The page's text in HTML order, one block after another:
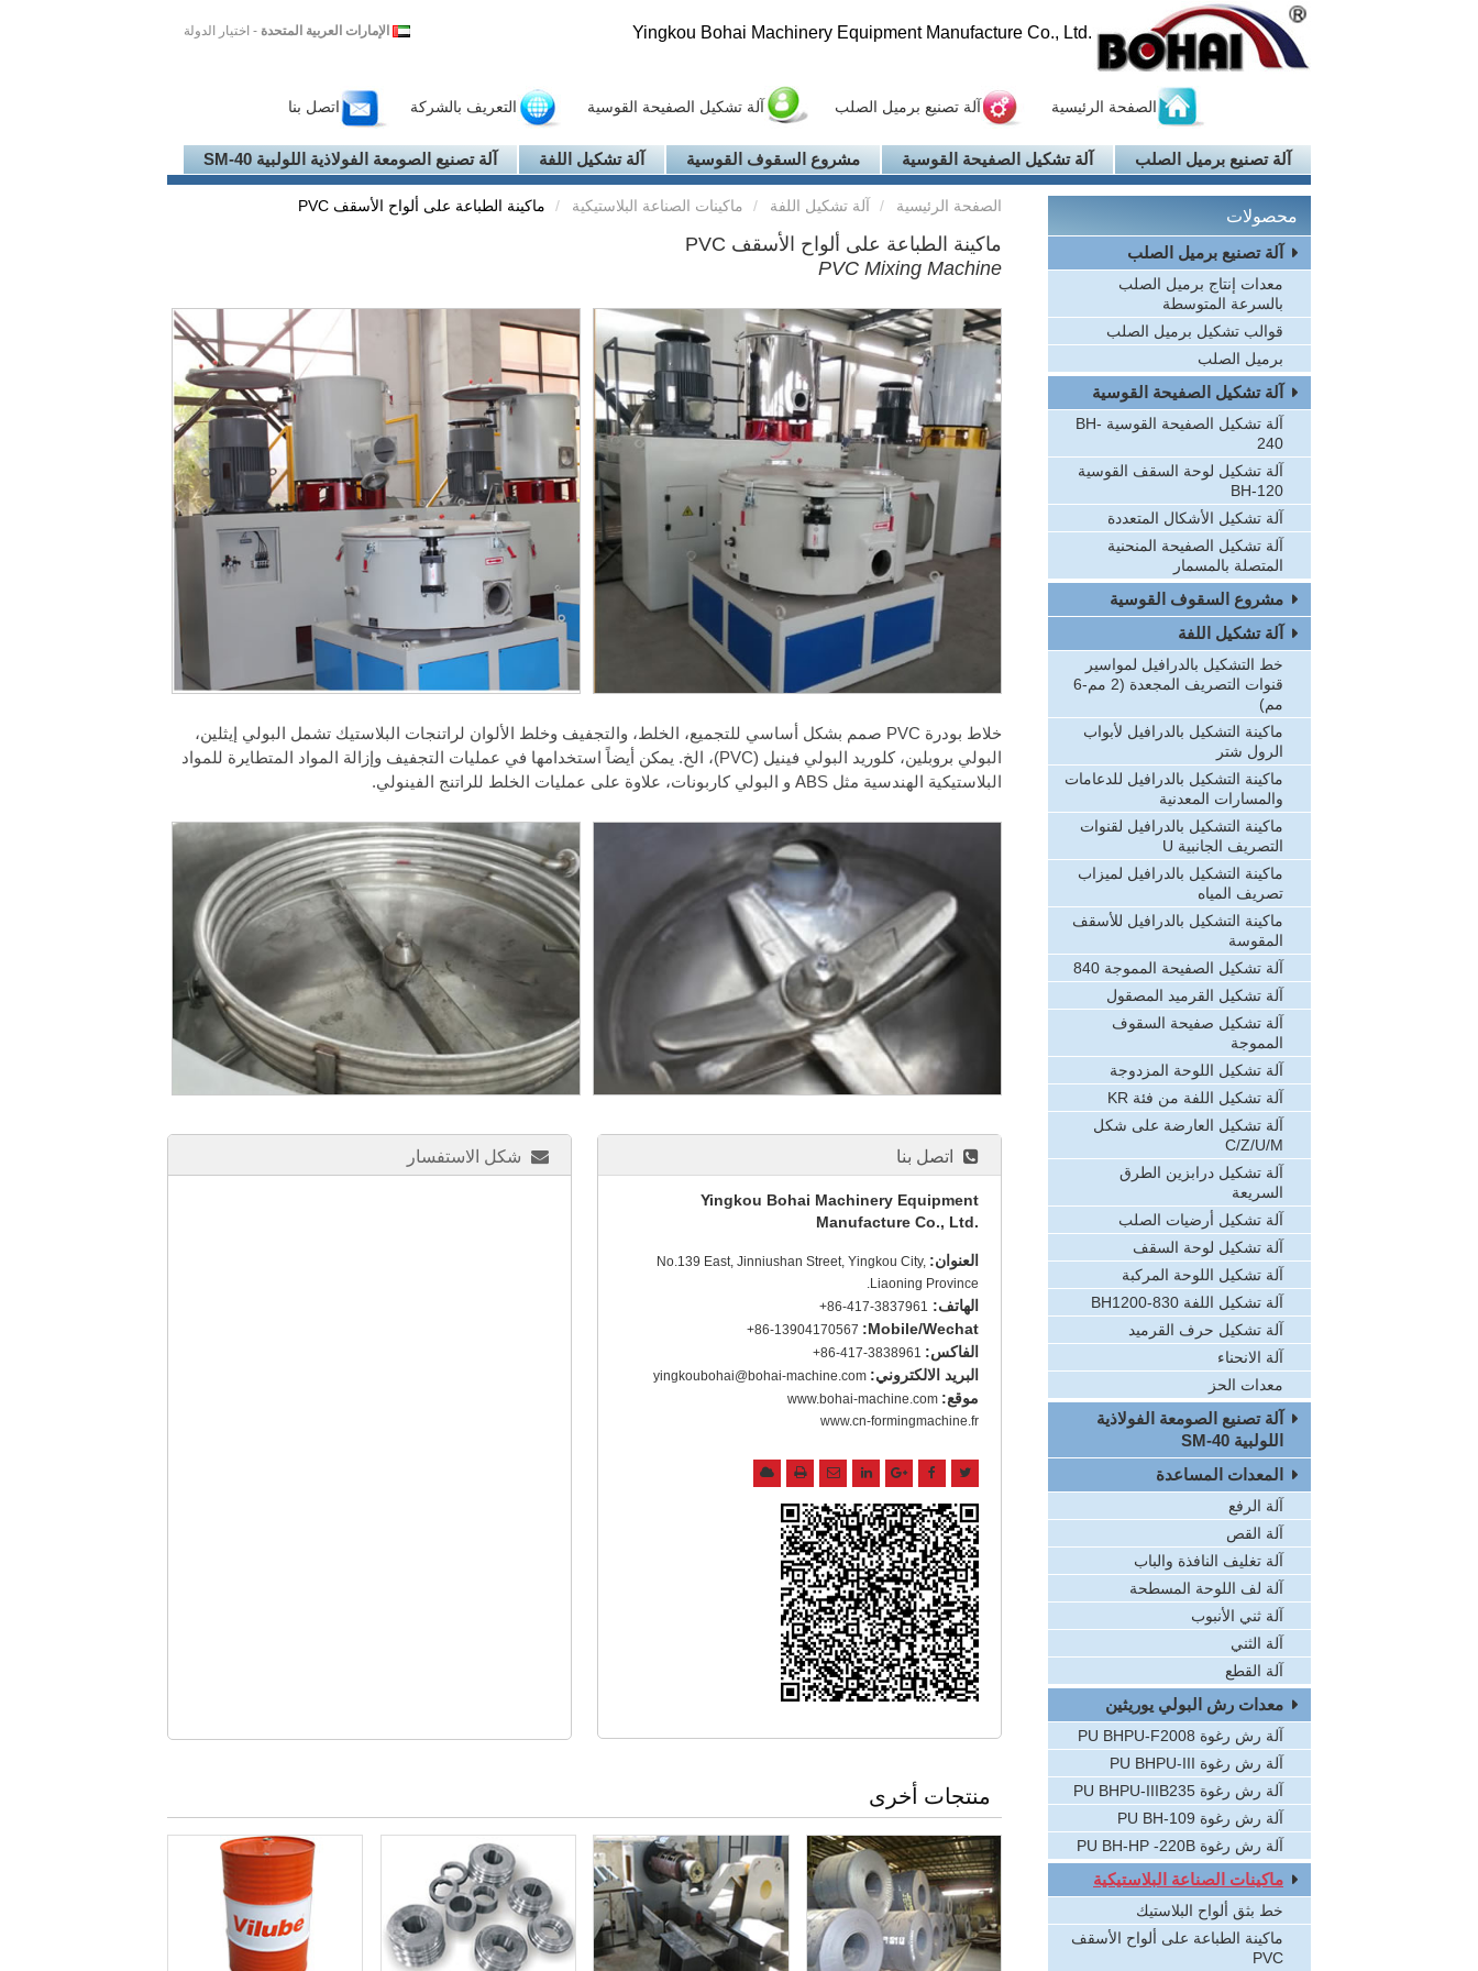
Yingkou Bohai Machinery Equipment Manufacture Co., Ltd. الإمارات العربية المتحدة - اختيار الدولة
الصفحة الرئيسية آلة تصنيع برميل الصلب آلة تشكيل الصفيحة القوسية التعريف بالشركة اتصل بنا
آلة تصنيع برميل الصلب آلة تشكيل الصفيحة القوسية مشروع السقوف القوسية آلة تشكيل اللفة آلة تصنيع الصومعة الفولاذية اللولبية SM-40
الصفحة الرئيسية آلة تشكيل اللفة ماكينات الصناعة البلاستيكية ماكينة الطباعة على ألواح الأسقف PVC
ماكينة الطباعة على ألواح الأسقف PVC
PVC Mixing Machine
خلاط بودرة PVC صمم بشكل أساسي للتجميع، الخلط، والتجفيف وخلط الألوان لراتنجات البلاستيك تشمل البولي إيثلين،
البولي بروبلين، كلوريد البولي فينيل (PVC)، الخ. يمكن أيضاً استخدامها في عمليات التجفيف وإزالة المواد المتطايرة للمواد
البلاستيكية الهندسية مثل ABS و البولي كاربونات، علاوة على عمليات الخلط للراتنج الفينولي.
شكل الاستفسار اتصل بنا
Yingkou Bohai Machinery Equipment
Manufacture Co., Ltd.
العنوان: No.139 East, Jinniushan Street, Yingkou City,
Liaoning Province.
الهاتف: +86-417-3837961
Mobile/Wechat:
+86-13904170567
الفاكس: +86-417-3838961
البريد الالكتروني: yingkoubohai@bohai-machine.com
موقع:
www.cn-formingmachine.fr
منتجات أخرى
محصولات
آلة تصنيع برميل الصلب
معدات إنتاج برميل الصلب
بالسرعة المتوسطة
قوالب تشكيل برميل الصلب
برميل الصلب
آلة تشكيل الصفيحة القوسية
آلة تشكيل الصفيحة القوسية BH-
240
آلة تشكيل لوحة السقف القوسية
BH-120
آلة تشكيل الأشكال المتعددة
آلة تشكيل الصفيحة المنحنية
المتصلة بالمسمار
مشروع السقوف القوسية
آلة تشكيل اللفة
خط التشكيل بالدرافيل لمواسير
قنوات التصريف المجعدة (2 مم-6
مم)
ماكينة التشكيل بالدرافيل لأبواب
الرول شتر
ماكينة التشكيل بالدرافيل للدعامات
والمسارات المعدنية
ماكينة التشكيل بالدرافيل لقنوات
التصريف الجانبية U
ماكينة التشكيل بالدرافيل لميزاب
تصريف المياه
ماكينة التشكيل بالدرافيل للأسقف
المقوسة
آلة تشكيل الصفيحة المموجة 840
آلة تشكيل القرميد المصقول
آلة تشكيل صفيحة السقوف
المموجة
آلة تشكيل اللوحة المزدوجة
آلة تشكيل اللفة من فئة KR
آلة تشكيل العارضة على شكل
C/Z/U/M
آلة تشكيل درابزين الطرق
السريعة
آلة تشكيل أرضيات الصلب
آلة تشكيل لوحة السقف
آلة تشكيل اللوحة المركبة
آلة تشكيل اللفة BH1200-830
آلة تشكيل حرف القرميد
آلة الانحناء
معدات الحز
آلة تصنيع الصومعة الفولاذية
اللولبية SM-40
المعدات المساعدة
آلة الرفع
آلة القص
آلة تغليف النافذة والباب
آلة لف اللوحة المسطحة
آلة ثني الأنبوب
آلة الثني
آلة القطع
معدات رش البولي يوريثين
آلة رش رغوة PU BHPU-F2008
آلة رش رغوة PU BHPU-III
آلة رش رغوة PU BHPU-IIIB235
آلة رش رغوة PU BH-109
آلة رش رغوة PU BH-HP -220B
ماكينات الصناعة البلاستيكية
خط بثق ألواح البلاستيك
ماكينة الطباعة على ألواح الأسقف
PVC